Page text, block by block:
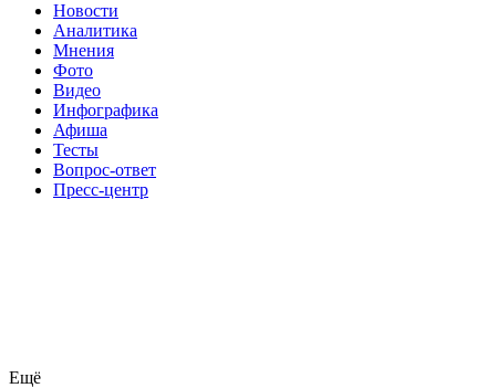
Новости
Аналитика
Мнения
Фото
Видео
Инфографика
Афиша
Тесты
Вопрос-ответ
Пресс-центр
Ещё